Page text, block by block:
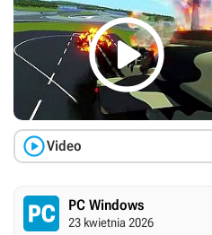

Video
PC Windows
23 kwietnia 2026